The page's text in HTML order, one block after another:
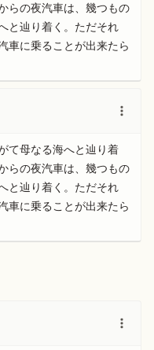
らの夜汽車は、幾つもの
と辿り着く。ただそれ
車に乗ることが出来たら
て母なる海へと辿り着
らの夜汽車は、幾つもの
と辿り着く。ただそれ
車に乗ることが出来たら